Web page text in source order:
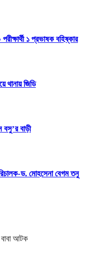
১ প্রভাষক বহিষ্কার
থানায় জিডি
বাড়ী
ড. মোহসেনা বেগম তনু
বাবা আটক